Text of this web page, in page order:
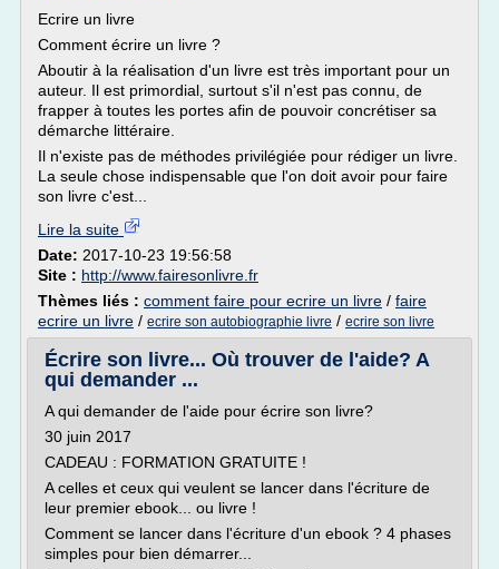
Ecrire un livre
Comment écrire un livre ?
Aboutir à la réalisation d'un livre est très important pour un
auteur. Il est primordial, surtout s'il n'est pas connu, de
frapper à toutes les portes afin de pouvoir concrétiser sa
démarche littéraire.
Il n'existe pas de méthodes privilégiée pour rédiger un livre.
La seule chose indispensable que l'on doit avoir pour faire
son livre c'est...
Lire la suite
Date: 2017-10-23 19:56:58
Site : http://www.fairesonlivre.fr
Thèmes liés : comment faire pour ecrire un livre / faire
ecrire un livre / ecrire son autobiographie livre / ecrire son livre
Écrire son livre... Où trouver de l'aide? A
qui demander ...
A qui demander de l'aide pour écrire son livre?
30 juin 2017
CADEAU : FORMATION GRATUITE !
A celles et ceux qui veulent se lancer dans l'écriture de
leur premier ebook... ou livre !
Comment se lancer dans l'écriture d'un ebook ? 4 phases
simples pour bien démarrer...